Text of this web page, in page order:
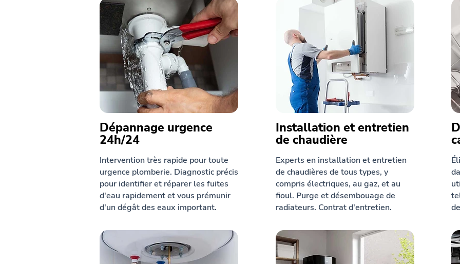
Dépannage urgence
24h/24
Intervention très rapide pour toute
urgence plomberie. Diagnostic précis
pour identifier et réparer les fuites
d'eau rapidement et vous prémunir
d'un dégât des eaux important.
Installation et entretien
de chaudière
Experts en installation et entretien
de chaudières de tous types, y
compris électriques, au gaz, et au
fioul. Purge et désembouage de
radiateurs. Contrat d'entretien.